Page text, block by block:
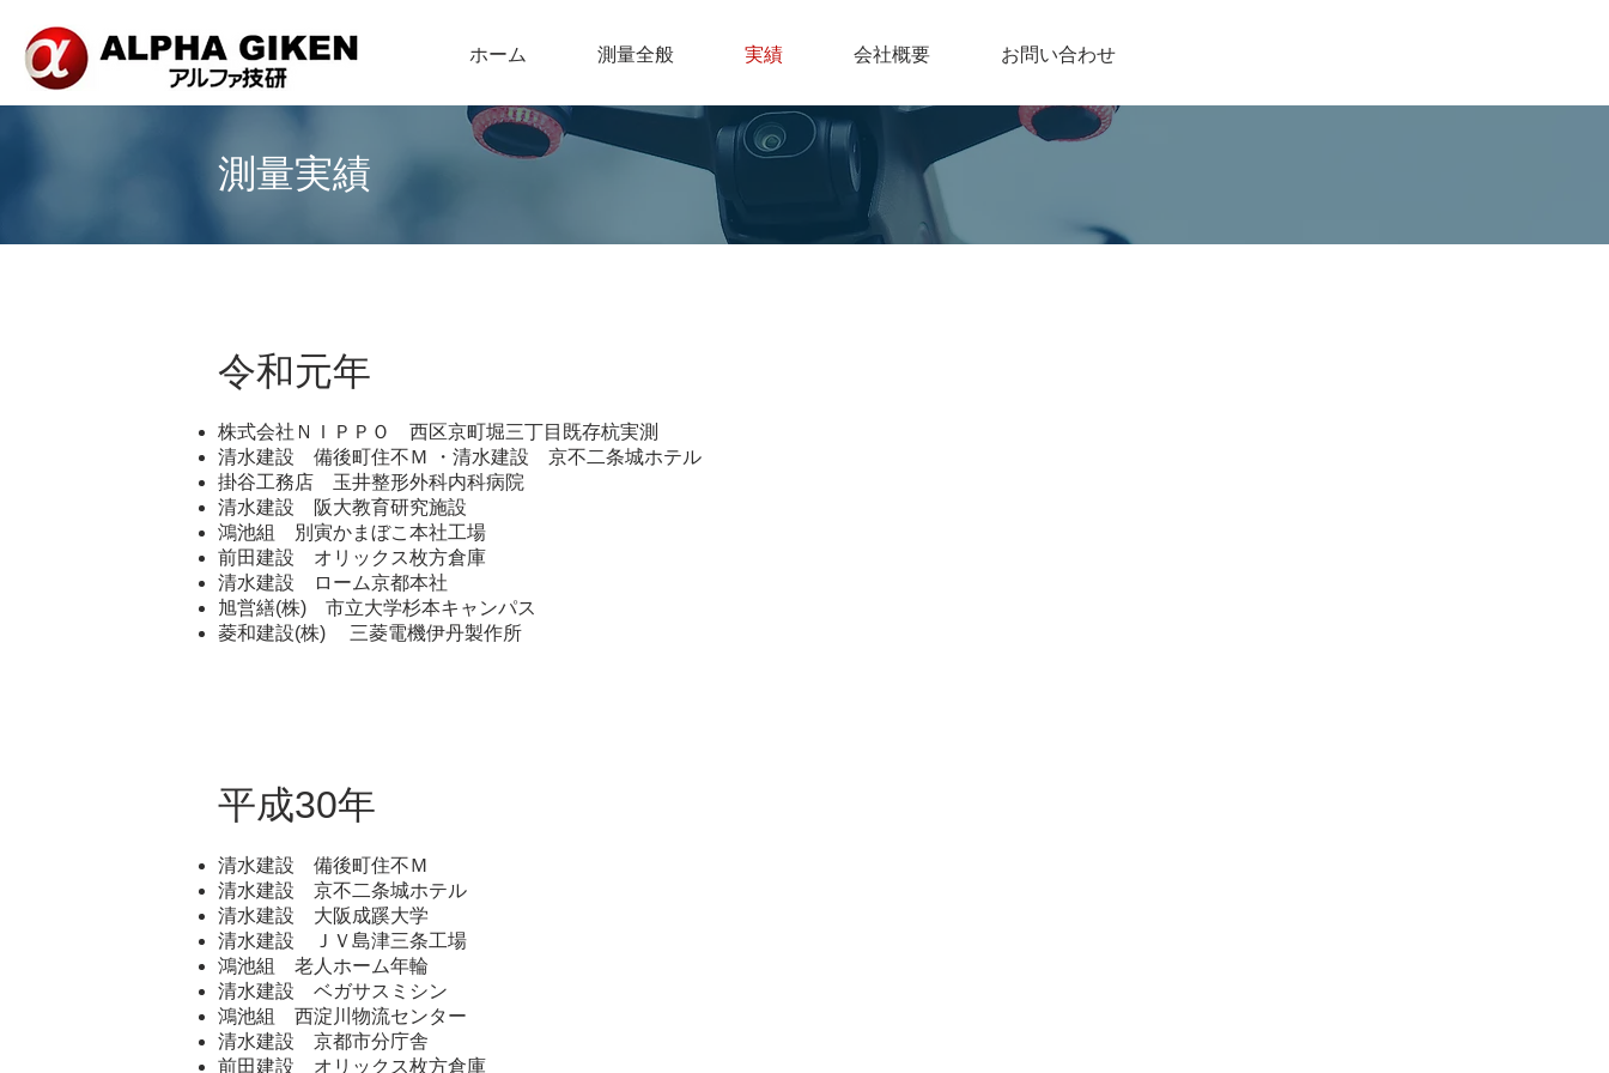
ホーム 測量全般 実績 会社概要 お問い合わせ
測量実績
令和元年
株式会社ＮＩＰＰＯ 西区京町堀三丁目既存杭実測
清水建設 備後町住不Ｍ ・清水建設 京不二条城ホテル
掛谷工務店 玉井整形外科内科病院
清水建設 阪大教育研究施設
鴻池組 別寅かまぼこ本社工場
前田建設 オリックス枚方倉庫
清水建設 ローム京都本社
旭営繕(株) 市立大学杉本キャンパス
菱和建設(株) 三菱電機伊丹製作所
平成30年
清水建設 備後町住不Ｍ
清水建設 京不二条城ホテル
清水建設 大阪成蹊大学
清水建設 ＪＶ島津三条工場
鴻池組 老人ホーム年輪
清水建設 ベガサスミシン
鴻池組 西淀川物流センター
清水建設 京都市分庁舎
前田建設 オリックス枚方倉庫